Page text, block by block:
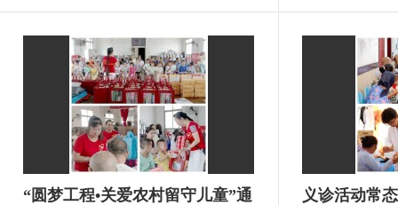
“圆梦工程•关爱农村留守儿童”通
义诊活动常